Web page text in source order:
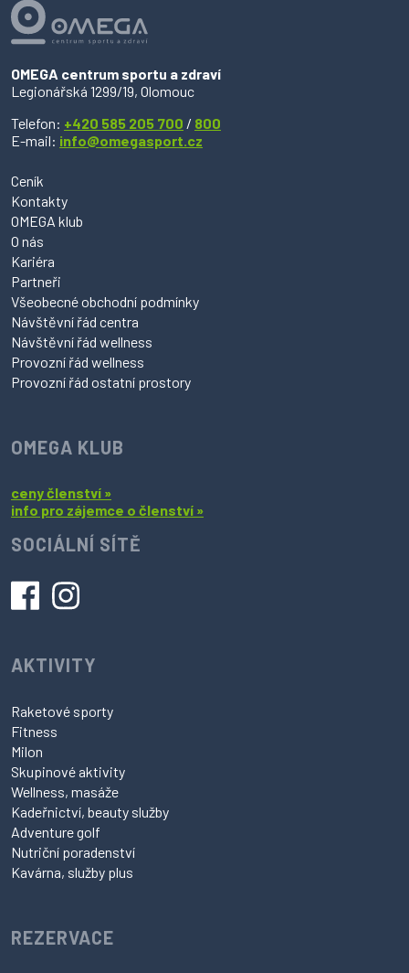
OMEGA centrum sportu a zdraví
Legionářská 1299/19, Olomouc
Telefon:
E-mail:
Ceník
Kontakty
OMEGA klub
O nás
Kariéra
Partneři
Všeobecné obchodní podmínky
Návštěvní řád centra
Návštěvní řád wellness
OMEGA KLUB
ceny členství »
SOCIÁLNÍ SÍTĚ
AKTIVITY
Raketové sporty
Fitness
Milon
Skupinové aktivity
Wellness, masáže
Kadeřnictví, beauty služby
Adventure golf